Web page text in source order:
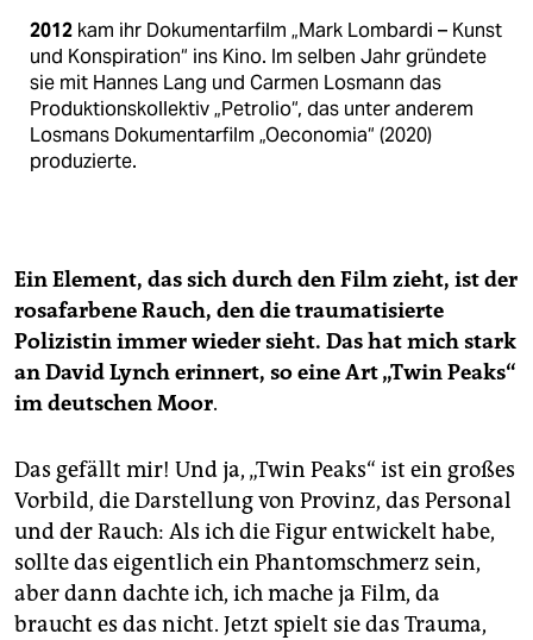
2012 kam ihr Dokumentarfilm „Mark Lombardi – Kunst
und Konspiration“ ins Kino. Im selben Jahr gründete
sie mit Hannes Lang und Carmen Losmann das
Produk­tionskollektiv „Petrolio“, das unter anderem
Losmans Dokumentarfilm „Oeconomia“ (2020)
produzierte.
Ein Element, das sich durch den Film zieht, ist der
rosafarbene Rauch, den die traumatisierte
Polizistin immer wieder sieht. Das hat mich stark
an David Lynch erinnert, so eine Art „Twin Peaks“
im deutschen Moor.
Das gefällt mir! Und ja, „Twin Peaks“ ist ein großes
Vorbild, die Darstellung von Provinz, das Personal
und der Rauch: Als ich die Figur entwickelt habe,
sollte das eigentlich ein Phantomschmerz sein,
aber dann dachte ich, ich mache ja Film, da
braucht es das nicht. Jetzt spielt sie das Trauma,